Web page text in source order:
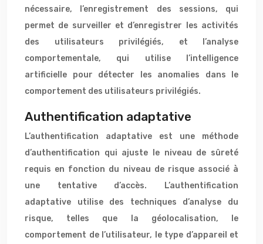
nécessaire, l’enregistrement des sessions, qui
permet de surveiller et d’enregistrer les activités
des utilisateurs privilégiés, et l’analyse
comportementale, qui utilise l’intelligence
artificielle pour détecter les anomalies dans le
comportement des utilisateurs privilégiés.
Authentification adaptative
L’authentification adaptative est une méthode
d’authentification qui ajuste le niveau de sûreté
requis en fonction du niveau de risque associé à
une tentative d’accès. L’authentification
adaptative utilise des techniques d’analyse du
risque, telles que la géolocalisation, le
comportement de l’utilisateur, le type d’appareil et